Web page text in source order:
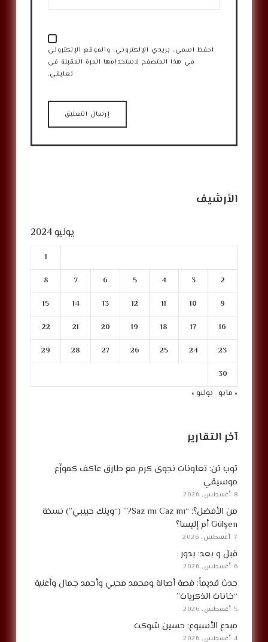
احفظ اسمي، بريدي الإلكتروني، والموقع الإلكتروني
في هذا المتصفح لاستخدامها المرة المقبلة في
تعليقي.
الأرشيف
يونيو 2024
1
2
3
4
5
6
7
8
9
10
11
12
13
14
15
16
17
18
19
20
21
22
23
24
25
26
27
28
29
30
« مايو يوليو »
آخر التقارير
توب تن: تعاونات نجوى كرم مع طارق عاكف كموزّع
موسيقي
8 أغسطس, 2026
من الأفضل؟: “Saz mı Caz mı?” (“وينك حبيبي”) نسخة
Gülşen أم إليسا؟
7 أغسطس, 2026
قبل و بعد: بدور
6 أغسطس, 2026
حدث قديماً: قصة أصالة ومحمد محيي وأحمد جمال وأغنية
“خانات الذكريات”
5 أغسطس, 2026
مبدع الأسبوع: حسين شوكت
4 أغسطس, 2026